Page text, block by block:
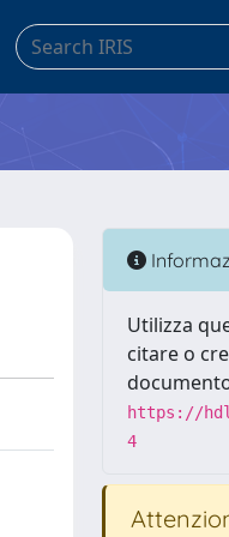
Utilizza
citare o
https://
4